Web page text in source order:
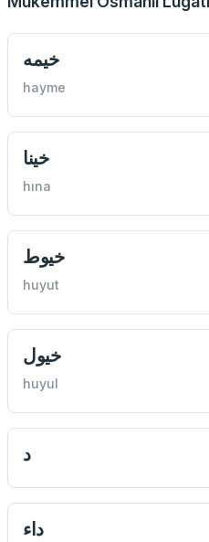
خيمه
hayme
خينا
hına
خيوط
huyut
خيول
huyul
د
داء